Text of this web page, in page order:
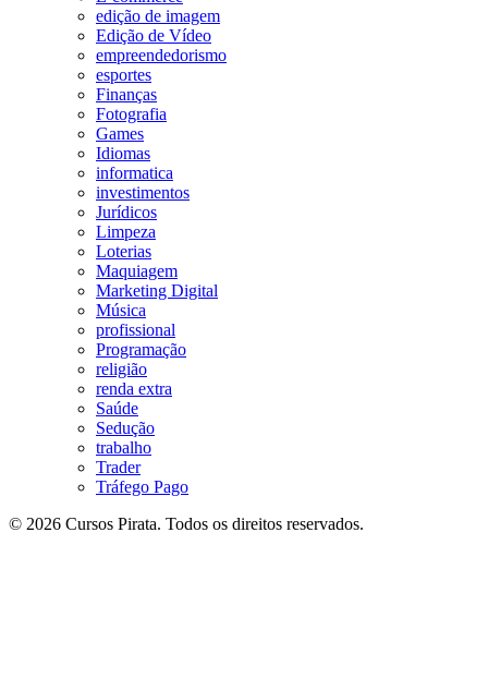
edição de imagem
Edição de Vídeo
empreendedorismo
esportes
Finanças
Fotografia
Games
Idiomas
informatica
investimentos
Jurídicos
Limpeza
Loterias
Maquiagem
Marketing Digital
Música
profissional
Programação
religião
renda extra
Saúde
Sedução
trabalho
Trader
Tráfego Pago
© 2026 Cursos Pirata. Todos os direitos reservados.